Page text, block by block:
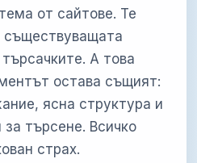
от сайтове. Те
съществуващата
А това
остава същият:
ясна структура и
търсене. Всичко
страх.